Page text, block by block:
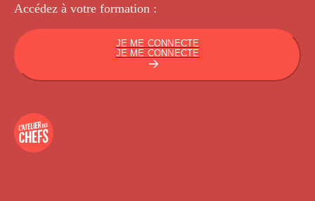
Accédez à votre formation :
JE ME CONNECTE
JE ME CONNECTE